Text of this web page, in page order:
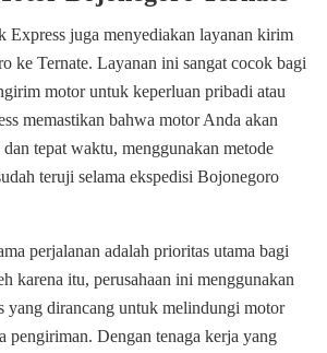
Express juga menyediakan layanan kirim
ke Ternate. Layanan ini sangat cocok bagi
motor untuk keperluan pribadi atau
memastikan bahwa motor Anda akan
tepat waktu, menggunakan metode
teruji selama ekspedisi Bojonegoro
perjalanan adalah prioritas utama bagi
karena itu, perusahaan ini menggunakan
yang dirancang untuk melindungi motor
pengiriman. Dengan tenaga kerja yang